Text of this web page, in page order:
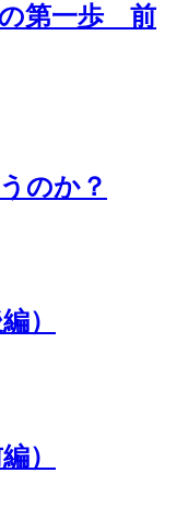
の第一歩 前
のか？
）
）